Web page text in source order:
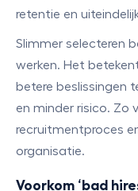
retentie en
Slimmer selecteren
werken. Het
betere beslissingen
en minder risico. Zo
recruitmentproces
organisatie.
Voorkom ‘bad